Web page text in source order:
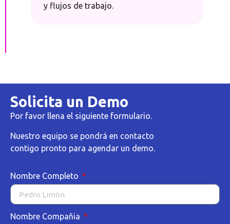
y flujos de trabajo.
Solicita un Demo
Por favor llena el siguiente formulario.
Nuestro equipo se pondrá en contacto
contigo pronto para agendar un demo.
Nombre Completo
Nombre Compañia